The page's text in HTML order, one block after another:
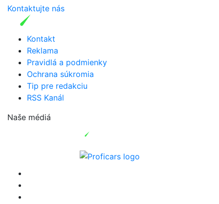
Kontaktujte nás
Kontakt
Reklama
Pravidlá a podmienky
Ochrana súkromia
Tip pre redakciu
RSS Kanál
Naše médiá